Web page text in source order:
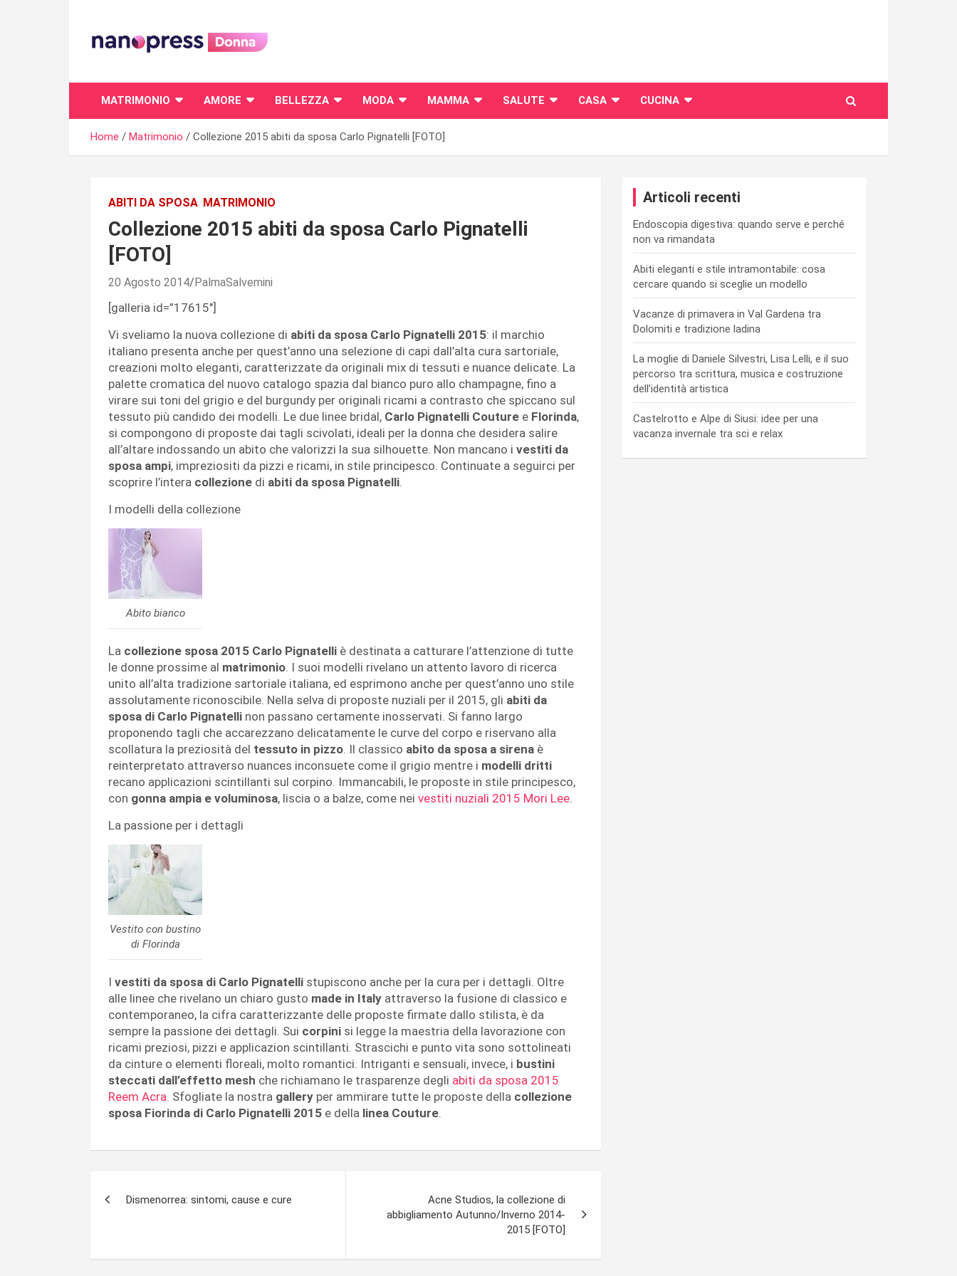
content
MATRIMONIO AMORE BELLEZZA MODA MAMMA SALUTE CASA CUCINA
Home Matrimonio Collezione 2015 abiti da sposa Carlo Pignatelli [FOTO]
ABITI DA SPOSA MATRIMONIO
Collezione 2015 abiti da sposa Carlo Pignatelli
[FOTO]
20 Agosto 2014 PalmaSalvemini
[galleria id=”17615″]
Vi sveliamo la nuova collezione di abiti da sposa Carlo Pignatelli 2015: il marchio
italiano presenta anche per quest’anno una selezione di capi dall’alta cura sartoriale,
creazioni molto eleganti, caratterizzate da originali mix di tessuti e nuance delicate. La
palette cromatica del nuovo catalogo spazia dal bianco puro allo champagne, fino a
virare sui toni del grigio e del burgundy per originali ricami a contrasto che spiccano sul
tessuto più candido dei modelli. Le due linee bridal, Carlo Pignatelli Couture e Florinda,
si compongono di proposte dai tagli scivolati, ideali per la donna che desidera salire
all’altare indossando un abito che valorizzi la sua silhouette. Non mancano i vestiti da
sposa ampi, impreziositi da pizzi e ricami, in stile principesco. Continuate a seguirci per
scoprire l’intera collezione di abiti da sposa Pignatelli.
I modelli della collezione
Abito bianco
La collezione sposa 2015 Carlo Pignatelli è destinata a catturare l’attenzione di tutte
le donne prossime al matrimonio. I suoi modelli rivelano un attento lavoro di ricerca
unito all’alta tradizione sartoriale italiana, ed esprimono anche per quest’anno uno stile
assolutamente riconoscibile. Nella selva di proposte nuziali per il 2015, gli abiti da
sposa di Carlo Pignatelli non passano certamente inosservati. Si fanno largo
proponendo tagli che accarezzano delicatamente le curve del corpo e riservano alla
scollatura la preziosità del tessuto in pizzo. Il classico abito da sposa a sirena è
reinterpretato attraverso nuances inconsuete come il grigio mentre i modelli dritti
recano applicazioni scintillanti sul corpino. Immancabili, le proposte in stile principesco,
con gonna ampia e voluminosa, liscia o a balze, come nei vestiti nuziali 2015 Mori Lee.
La passione per i dettagli
Vestito con bustino
di Florinda
I vestiti da sposa di Carlo Pignatelli stupiscono anche per la cura per i dettagli. Oltre
alle linee che rivelano un chiaro gusto made in Italy attraverso la fusione di classico e
contemporaneo, la cifra caratterizzante delle proposte firmate dallo stilista, è da
sempre la passione dei dettagli. Sui corpini si legge la maestria della lavorazione con
ricami preziosi, pizzi e applicazion scintillanti. Strascichi e punto vita sono sottolineati
da cinture o elementi floreali, molto romantici. Intriganti e sensuali, invece, i bustini
steccati dall’effetto mesh che richiamano le trasparenze degli abiti da sposa 2015
Reem Acra. Sfogliate la nostra gallery per ammirare tutte le proposte della collezione
sposa Fiorinda di Carlo Pignatelli 2015 e della linea Couture.
Dismenorrea: sintomi, cause e cure
Acne Studios, la collezione di
abbigliamento Autunno/Inverno 2014-
2015 [FOTO]
Articoli recenti
Endoscopia digestiva: quando serve e perché
non va rimandata
Abiti eleganti e stile intramontabile: cosa
cercare quando si sceglie un modello
Vacanze di primavera in Val Gardena tra
Dolomiti e tradizione ladina
La moglie di Daniele Silvestri, Lisa Lelli, e il suo
percorso tra scrittura, musica e costruzione
dell’identità artistica
Castelrotto e Alpe di Siusi: idee per una
vacanza invernale tra sci e relax